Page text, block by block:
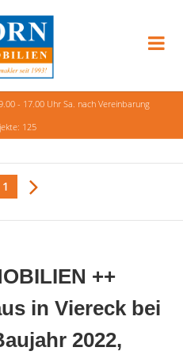
- 17.00 Uhr Sa. nach Vereinbarung
125
1
++
in Viereck bei
2022,